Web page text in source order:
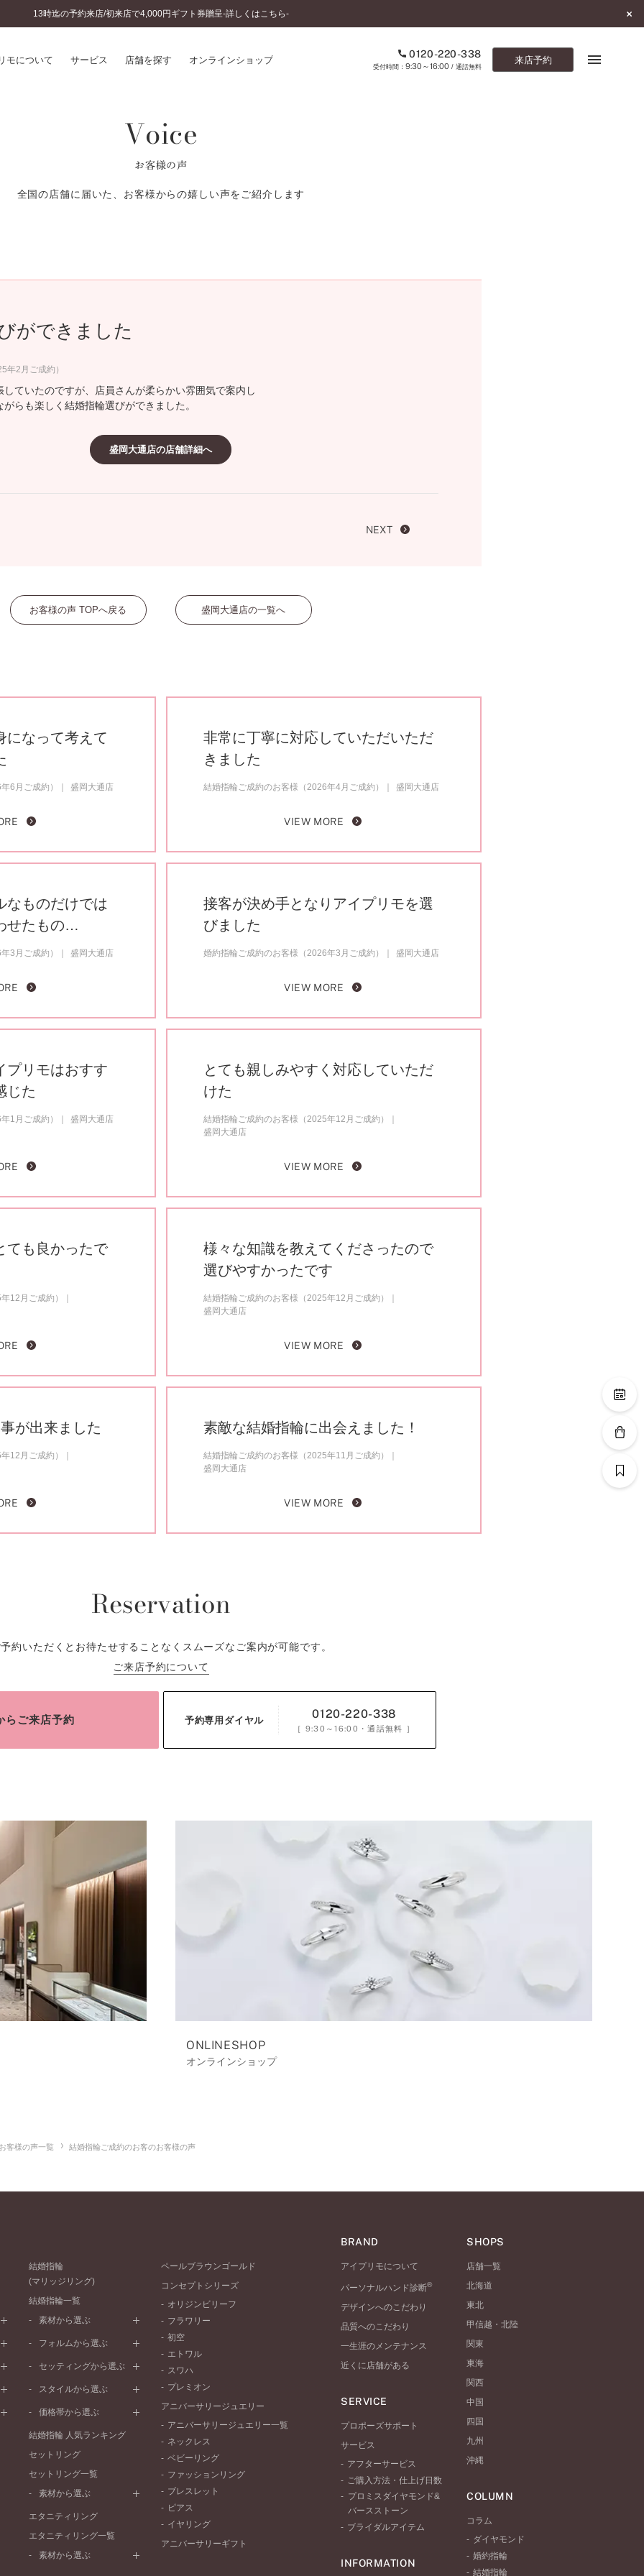
13時迄の予約来店/初来店で4,000円ギフト券贈呈-詳しくはこちら-
モについて サービス 店舗を探す オンラインショップ 0120-220-338
9:30～16:00/ 通話無料
来店予約
のこだわり
スダイヤモンド&バースストー
ーズサポート
婚約指輪とは
結婚指輪とは
セットリングとは
ショップブログ
Voice
お客様の声
全国の店舗に届いた、お客様からの嬉しい声をご紹介します
ができました
年2月ご成約）
ていたのですが、店員さんが柔らかい雰囲気で案内し
らも楽しく結婚指輪選びができました。
盛岡大通店の店舗詳細へ
NEXT
お客様の声 TOPへ戻る 盛岡大通店の一覧へ
になって考えて
6月ご成約） 盛岡大通店
非常に丁寧に対応していただいただ
きました
結婚指輪ご成約のお客様（2026年4月ご成約） 盛岡大通店
VIEW MORE
なものだけでは
せたもの…
3月ご成約） 盛岡大通店
接客が決め手となりアイプリモを選
びました
婚約指輪ご成約のお客様（2026年3月ご成約） 盛岡大通店
VIEW MORE
プリモはおすす
じた
1月ご成約） 盛岡大通店
とても親しみやすく対応していただ
けた
結婚指輪ご成約のお客様（2025年12月ご成約）
盛岡大通店
VIEW MORE
ても良かったで
12月ご成約）
様々な知識を教えてくださったので
選びやすかったです
結婚指輪ご成約のお客様（2025年12月ご成約）
盛岡大通店
VIEW MORE
が出来ました
12月ご成約）
素敵な結婚指輪に出会えました！
結婚指輪ご成約のお客様（2025年11月ご成約）
盛岡大通店
VIEW MORE
Reservation
約いただくとお待たせすることなくスムーズなご案内が可能です。
ご来店予約について
らご来店予約 予約専用ダイヤル 0120-220-338
［ 9:30～16:00 ・通話無料 ］
ONLINESHOP
オンラインショップ
客様の声一覧 結婚指輪ご成約のお客のお客様の声
結婚指輪
(マリッジリング)
結婚指輪一覧
素材から選ぶ
プラチナ
ピンクゴールド
ペールブラウンゴールド
フォルムから選ぶ
ストレートライン
V字ライン
セッティングから選ぶ
プレーン
セベラルメレ
ラインメレ
スタイルから選ぶ
シンプル
モード
エレガント
ゴージャス
価格帯から選ぶ
50万円～
20万円～30万円
10万円～20万円
結婚指輪 人気ランキング
セットリング
セットリング一覧
素材から選ぶ
プラチナ
ペールブラウンゴールド
エタニティリング
エタニティリング一覧
素材から選ぶ
ペールブラウンゴールド
コンセプトシリーズ
オリジンビリーフ
フラワリー
初空
エトワル
スワハ
プレミオン
アニバーサリージュエリー
アニバーサリージュエリー一覧
ネックレス
ベビーリング
ファッションリング
ブレスレット
ピアス
イヤリング
アニバーサリーギフト
BRAND
アイプリモについて
パーソナルハンド診断®
デザインへのこだわり
品質へのこだわり
一生涯のメンテナンス
近くに店舗がある
SERVICE
プロポーズサポート
サービス
アフターサービス
ご購入方法・仕上げ日数
プロミスダイヤモンド&
バースストーン
ブライダルアイテム
INFORMATION
SHOPS
店舗一覧
北海道
東北
甲信越・北陸
関東
東海
関西
中国
四国
九州
沖縄
COLUMN
コラム
ダイヤモンド
婚約指輪
結婚指輪